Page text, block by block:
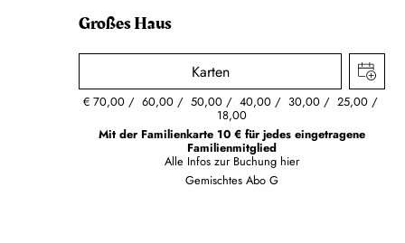
Großes Haus
Karten
€ 70,00 60,00 50,00 40,00 30,00 25,00
18,00
Mit der Familienkarte 10 € für jedes eingetragene
Familienmitglied
Alle Infos zur Buchung hier
Gemischtes Abo G